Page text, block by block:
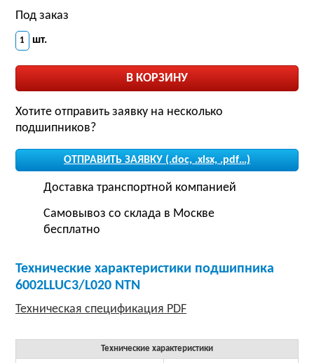
Под заказ
шт.
Хотите отправить заявку на несколько
подшипников?
ОТПРАВИТЬ ЗАЯВКУ (.doc, .xlsx, .pdf…)
Доставка транспортной компанией
Самовывоз со склада в Москве
бесплатно
Технические характеристики подшипника
6002LLUC3/L020 NTN
Технические характеристики